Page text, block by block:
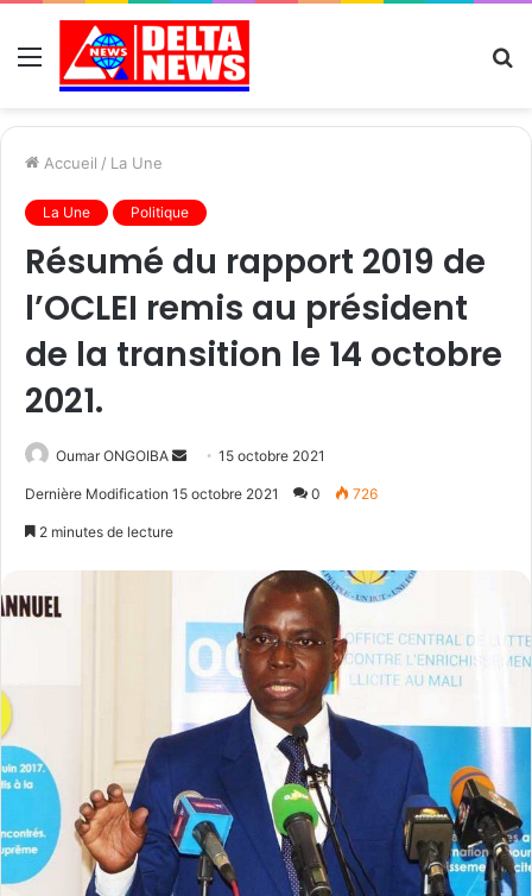
Menu
Accueil / La Une
La Une Politique
Résumé du rapport 2019 de
l’OCLEI remis au président
de la transition le 14 octobre
2021.
Oumar ONGOIBA
Send15 octobre 2021
Dernière Modification 15 octobre 2021 0 726
2 minutes de lecture